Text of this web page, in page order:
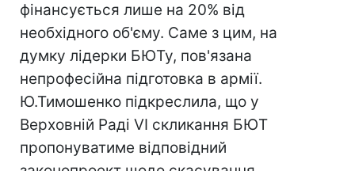
фінансується лише на 20% від
необхідного об'єму. Саме з цим, на
думку лідерки БЮТу, пов'язана
непрофесійна підготовка в армії.
Ю.Тимошенко підкреслила, що у
Верховній Раді VI скликання БЮТ
пропонуватиме відповідний